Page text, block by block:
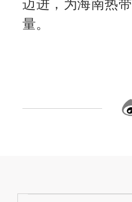
迈进，为海南热
量。